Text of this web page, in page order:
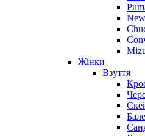
Жінки
Взуття